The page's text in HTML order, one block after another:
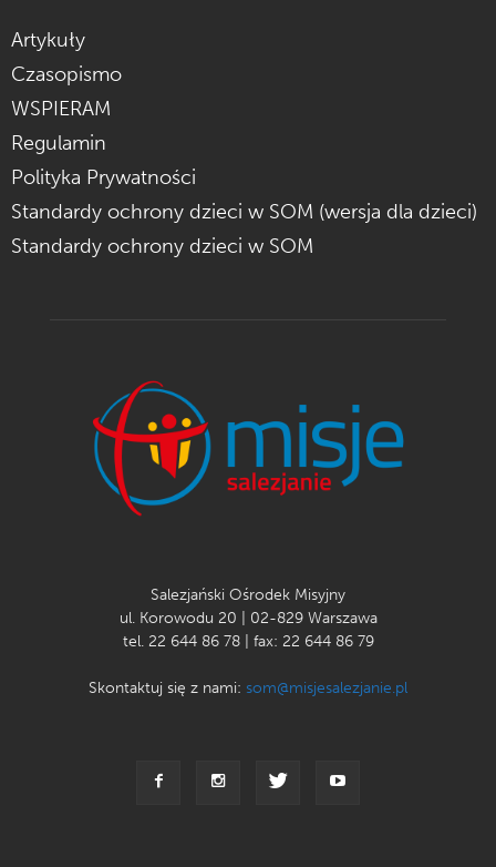
Artykuły
Czasopismo
WSPIERAM
Regulamin
Polityka Prywatności
Standardy ochrony dzieci w SOM (wersja dla dzieci)
Standardy ochrony dzieci w SOM
Salezjański Ośrodek Misyjny
ul. Korowodu 20 | 02-829 Warszawa
tel. 22 644 86 78 | fax: 22 644 86 79
Skontaktuj się z nami: som@misjesalezjanie.pl